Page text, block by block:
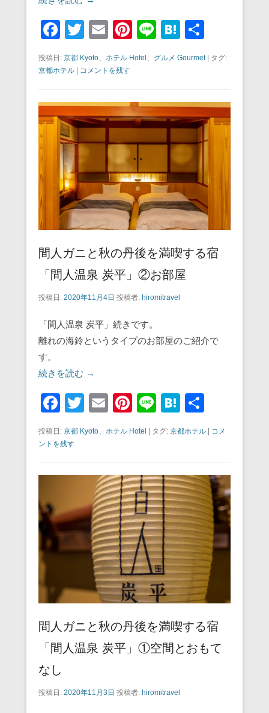
F
a
c
b
o
o
k
T
tt
E
ail
Pi
er
st
Li
n
e
H
a
投稿日: 京都 Kyoto、 ホテル Hotel 、 グルメ Gourmet| タグ:
京都ホテル
コメントを残す
間人ガニと秋の丹後を満喫する宿
「間人温泉 炭平」②お部屋
投稿日: 2020年11月4日 投稿者: hiromitravel
「間人温泉 炭平」続きです。
離れの海鈴というタイプのお部屋のご紹介で
す。
続きを読む →
F
a
c
b
o
k
T
tt
E
ail
Pi
er
st
Li
e
H
e
a
投稿日: 京都 Kyoto、 ホテル Hotel タグ: 京都ホテル
コメ
ントを残す
間人ガニと秋の丹後を満喫する宿
「間人温泉 炭平」①空間とおもて
なし
投稿日: 2020年11月3日 投稿者: hiromitravel